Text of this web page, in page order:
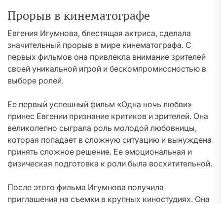
Прорыв в кинематографе
Евгения Игумнова, блестящая актриса, сделала
значительный прорыв в мире кинематографа. С
первых фильмов она привлекла внимание зрителей
своей уникальной игрой и бескомпромиссностью в
выборе ролей.
Ее первый успешный фильм «Одна ночь любви»
принес Евгении признание критиков и зрителей. Она
великолепно сыграла роль молодой любовницы,
которая попадает в сложную ситуацию и вынуждена
принять сложное решение. Ее эмоциональная и
физическая подготовка к роли была восхитительной.
После этого фильма Игумнова получила
приглашения на съемки в крупных киностудиях. Она